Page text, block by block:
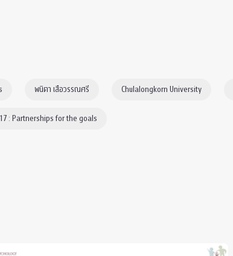
พนิตา เสือวรรณศรี Chulalongkorn University
: Partnerships for the goals